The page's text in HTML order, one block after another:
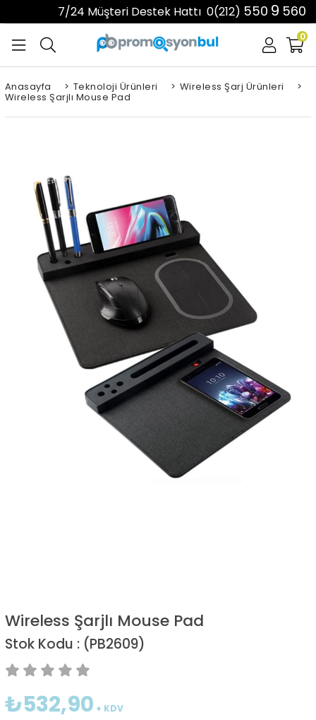
7/24 Müşteri Destek Hattı0(212) 550 9 560
0
Anasayfa > Teknoloji Ürünleri > Wireless Şarj Ürünleri >
Wireless Şarjlı Mouse Pad
Wireless Şarjlı Mouse Pad
(PB2609)
₺532,90 + KDV